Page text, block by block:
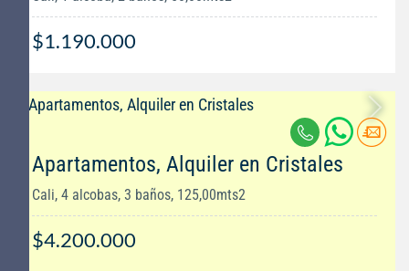
$1.190.000
Apartamentos, Alquiler en Cristales
Cali, 4 alcobas, 3 baños, 125,00mts2
$4.200.000